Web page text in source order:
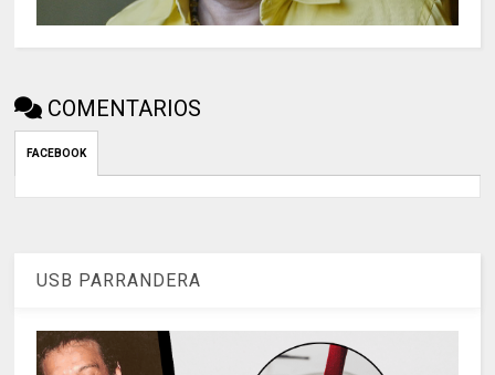
COMENTARIOS
FACEBOOK
USB PARRANDERA